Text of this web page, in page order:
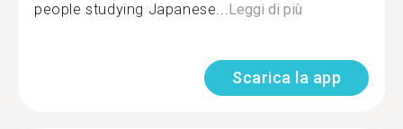
people studying Japanese...Leggi di più
Scarica la app